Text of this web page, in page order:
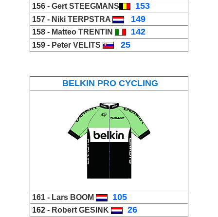
156 - Gert STEEGMANS 153
157 - Niki TERPSTRA 149
158 - Matteo TRENTIN 142
159 - Peter VELITS 25
BELKIN PRO CYCLING
161 - Lars BOOM 105
162 - Robert GESINK 26